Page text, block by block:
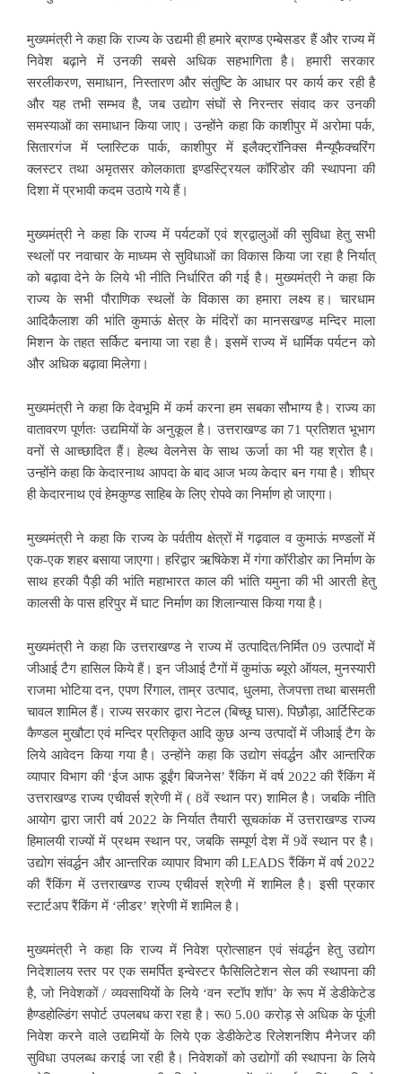
मुख्यमंत्री ने कहा कि राज्य के उद्यमी ही हमारे ब्राण्ड एम्बेसडर हैं और राज्य में
निवेश बढ़ाने में उनकी सबसे अधिक सहभागिता है। हमारी सरकार
सरलीकरण, समाधान, निस्तारण और संतुष्टि के आधार पर कार्य कर रही है
और यह तभी सम्भव है, जब उद्योग संघों से निरन्तर संवाद कर उनकी
समस्याओं का समाधान किया जाए। उन्होंने कहा कि काशीपुर में अरोमा पर्क,
सितारगंज में प्लास्टिक पार्क, काशीपुर में इलैक्ट्रॉनिक्स मैन्यूफैक्चरिंग
क्लस्टर तथा अमृतसर कोलकाता इण्डस्ट्रियल कॉरिडोर की स्थापना की
दिशा में प्रभावी कदम उठाये गये हैं।
मुख्यमंत्री ने कहा कि राज्य में पर्यटकों एवं श्रद्वालुओं की सुविधा हेतु सभी
स्थलों पर नवाचार के माध्यम से सुविधाओं का विकास किया जा रहा है निर्यात्
को बढ़ावा देने के लिये भी नीति निर्धारित की गई है। मुख्यमंत्री ने कहा कि
राज्य के सभी पौराणिक स्थलों के विकास का हमारा लक्ष्य ह। चारधाम
आदिकैलाश की भांति कुमाऊं क्षेत्र के मंदिरों का मानसखण्ड मन्दिर माला
मिशन के तहत सर्किट बनाया जा रहा है। इसमें राज्य में धार्मिक पर्यटन को
और अधिक बढ़ावा मिलेगा।
मुख्यमंत्री ने कहा कि देवभूमि में कर्म करना हम सबका सौभाग्य है। राज्य का
वातावरण पूर्णतः उद्यमियों के अनुकूल है। उत्तराखण्ड का 71 प्रतिशत भूभाग
वनों से आच्छादित हैं। हेल्थ वेलनेस के साथ ऊर्जा का भी यह श्रोत है।
उन्होंने कहा कि केदारनाथ आपदा के बाद आज भव्य केदार बन गया है। शीघ्र
ही केदारनाथ एवं हेमकुण्ड साहिब के लिए रोपवे का निर्माण हो जाएगा।
मुख्यमंत्री ने कहा कि राज्य के पर्वतीय क्षेत्रों में गढ़वाल व कुमाऊं मण्डलों में
एक-एक शहर बसाया जाएगा। हरिद्वार ऋषिकेश में गंगा कॉरीडोर का निर्माण के
साथ हरकी पैड़ी की भांति महाभारत काल की भांति यमुना की भी आरती हेतु
कालसी के पास हरिपुर में घाट निर्माण का शिलान्यास किया गया है।
मुख्यमंत्री ने कहा कि उत्तराखण्ड ने राज्य में उत्पादित/निर्मित 09 उत्पादों में
जीआई टैग हासिल किये हैं। इन जीआई टैगों में कुमांऊ ब्यूरो ऑयल, मुनस्यारी
राजमा भोटिया दन, एपण रिंगाल, ताम्र उत्पाद, धुलमा, तेजपत्ता तथा बासमती
चावल शामिल हैं। राज्य सरकार द्वारा नेटल (बिच्छू घास). पिछौड़ा, आर्टिस्टिक
कैण्डल मुखौटा एवं मन्दिर प्रतिकृत आदि कुछ अन्य उत्पादों में जीआई टैग के
लिये आवेदन किया गया है। उन्होंने कहा कि उद्योग संवर्द्धन और आन्तरिक
व्यापार विभाग की ‘ईज आफ डूईंग बिजनेस’ रैंकिंग में वर्ष 2022 की रैंकिंग में
उत्तराखण्ड राज्य एचीवर्स श्रेणी में ( 8वें स्थान पर) शामिल है। जबकि नीति
आयोग द्वारा जारी वर्ष 2022 के निर्यात तैयारी सूचकांक में उत्तराखण्ड राज्य
हिमालयी राज्यों में प्रथम स्थान पर, जबकि सम्पूर्ण देश में 9वें स्थान पर है।
उद्योग संवर्द्धन और आन्तरिक व्यापार विभाग की LEADS रैंकिंग में वर्ष 2022
की रैंकिंग में उत्तराखण्ड राज्य एचीवर्स श्रेणी में शामिल है। इसी प्रकार
स्टार्टअप रैंकिंग में ‘लीडर’ श्रेणी में शामिल है।
मुख्यमंत्री ने कहा कि राज्य में निवेश प्रोत्साहन एवं संवर्द्धन हेतु उद्योग
निदेशालय स्तर पर एक समर्पित इन्वेस्टर फैसिलिटेशन सेल की स्थापना की
है, जो निवेशकों / व्यवसायियों के लिये ‘वन स्टॉप शॉप’ के रूप में डेडीकेटेड
हैण्डहोल्डिंग सपोर्ट उपलबध करा रहा है। रू0 5.00 करोड़ से अधिक के पूंजी
निवेश करने वाले उद्यमियों के लिये एक डेडीकेटेड रिलेशनशिप मैनेजर की
सुविधा उपलब्ध कराई जा रही है। निवेशकों को उद्योगों की स्थापना के लिये